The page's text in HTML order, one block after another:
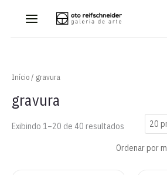
Início/ gravura
gravura
Exibindo 1–20 de 40 resultados Classificado
mais
recente